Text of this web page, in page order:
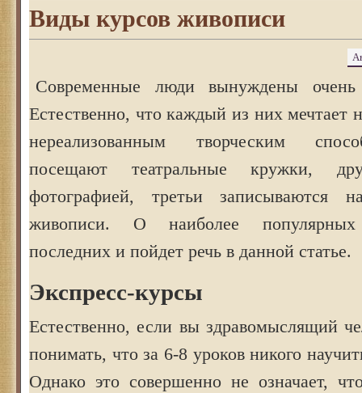
Виды курсов живописи
Современные люди вынуждены очень
Естественно, что каждый из них мечтает
нереализованным творческим
посещают театральные кружки,
фотографией, третьи записываются
живописи. О наиболее популярных
последних и пойдет речь в данной статье.
Экспресс-курсы
Естественно, если вы здравомыслящий
понимать, что за 6-8 уроков никого
Однако это совершенно не означает,